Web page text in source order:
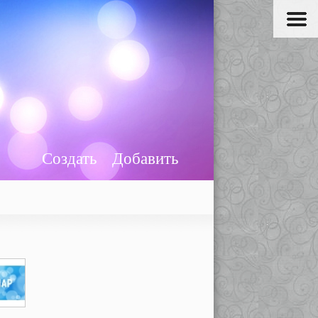
Добавить
Создать